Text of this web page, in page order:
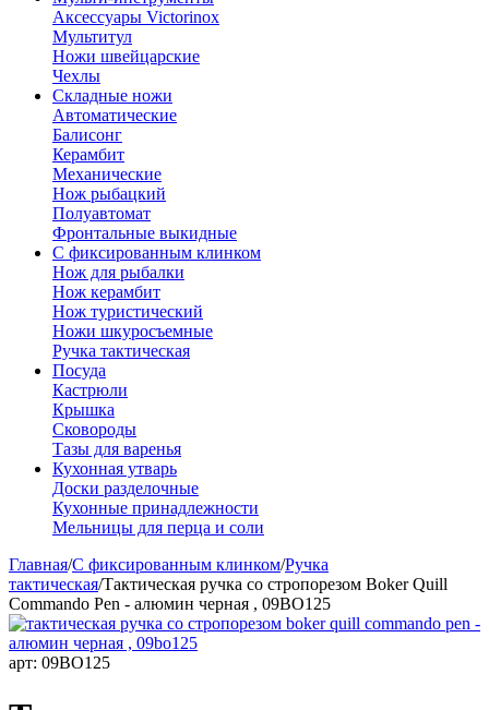
Аксессуары Victorinox
Мультитул
Ножи швейцарские
Чехлы
Складные ножи
Автоматические
Балисонг
Керамбит
Механические
Нож рыбацкий
Полуавтомат
Фронтальные выкидные
С фиксированным клинком
Нож для рыбалки
Нож керамбит
Нож туристический
Ножи шкуросъемные
Ручка тактическая
Посуда
Кастрюли
Крышка
Сковороды
Тазы для варенья
Кухонная утварь
Доски разделочные
Кухонные принадлежности
Мельницы для перца и соли
Главная/С фиксированным клинком/Ручка
тактическая/Тактическая ручка со стропорезом Boker Quill
Commando Pen - алюмин черная , 09BO125
арт: 09BO125